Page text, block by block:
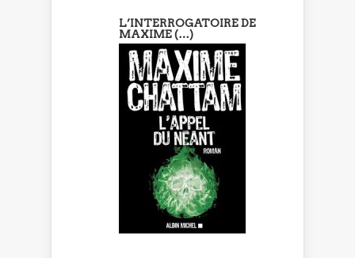
L’INTERROGATOIRE DE
MAXIME (…)